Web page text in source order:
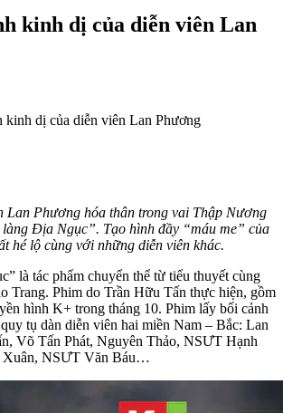
kinh dị của diễn viên Lan
kinh dị của diễn viên Lan Phương
Phương hóa thân trong vai Thập Nương
Địa Ngục”. Tạo hình đầy “máu me” của
hé lộ cùng với những diễn viên khác.
là tác phẩm chuyển thể từ tiểu thuyết cùng
Trang. Phim do Trần Hữu Tấn thực hiện, gồm
hình K+ trong tháng 10. Phim lấy bối cảnh
tụ dàn diễn viên hai miền Nam – Bắc: Lan
Võ Tấn Phát, Nguyên Thảo, NSƯT Hạnh
Xuân, NSƯT Văn Báu…